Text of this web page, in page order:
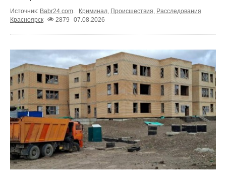
Источник: Babr24.com. Криминал, Происшествия, Расследования
Красноярск
2879 07.08.2026